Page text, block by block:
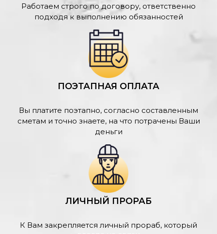
Работаем строго по договору, ответственно
подходя к выполнению обязанностей
ПОЭТАПНАЯ ОПЛАТА
Вы платите поэтапно, согласно составленным
сметам и точно знаете, на что потрачены Ваши
деньги
ЛИЧНЫЙ ПРОРАБ
К Вам закрепляется личный прораб, который